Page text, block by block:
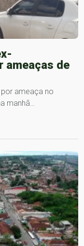
ameaças de
ameaça no
manhã…